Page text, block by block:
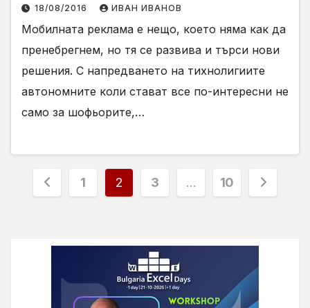
18/08/2016 ИВАН ИВАНОВ
Мобилната реклама е нещо, което няма как да
пренебрегнем, но тя се развива и търси нови
решения. С напредването на тихнолигиите
автономните коли стават все по-интересни не
само за шофьорите,…
Разделяне
публикациите
страници
1 2 3 … 10